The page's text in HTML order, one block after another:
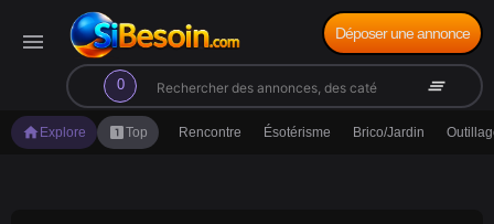
menu
0
search clear_all
Déposer une annonce
home Explore looks_oneTop Rencontre Ésotérisme Brico/Jardin